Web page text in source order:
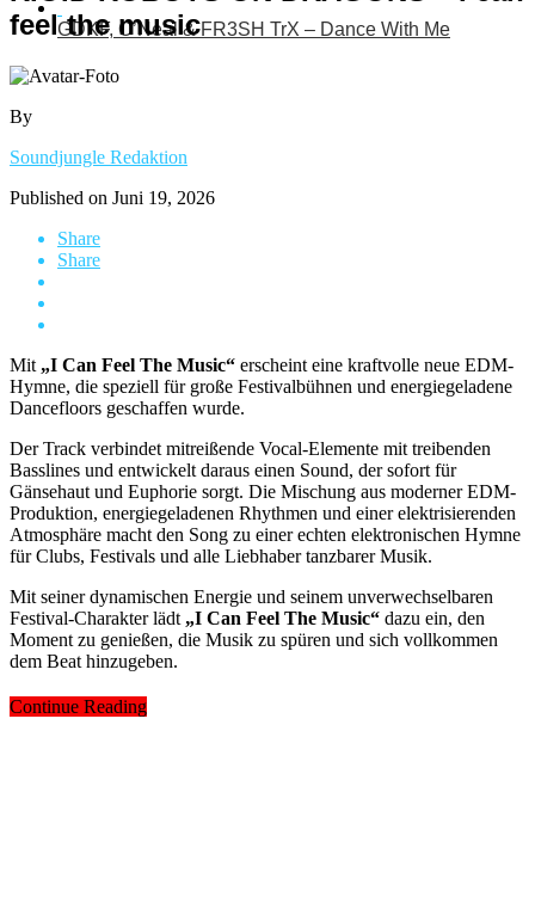
GDKF, O’Neal & FR3SH TrX – Dance With Me
feel the music
By
Soundjungle Redaktion
Published on Juni 19, 2026
Share
Share
Mit „I Can Feel The Music“ erscheint eine kraftvolle neue EDM-
Hymne, die speziell für große Festivalbühnen und energiegeladene
Dancefloors geschaffen wurde.
Der Track verbindet mitreißende Vocal-Elemente mit treibenden
Basslines und entwickelt daraus einen Sound, der sofort für
Gänsehaut und Euphorie sorgt. Die Mischung aus moderner EDM-
Produktion, energiegeladenen Rhythmen und einer elektrisierenden
Atmosphäre macht den Song zu einer echten elektronischen Hymne
für Clubs, Festivals und alle Liebhaber tanzbarer Musik.
Mit seiner dynamischen Energie und seinem unverwechselbaren
Festival-Charakter lädt „I Can Feel The Music“ dazu ein, den
Moment zu genießen, die Musik zu spüren und sich vollkommen
dem Beat hinzugeben.
Continue Reading